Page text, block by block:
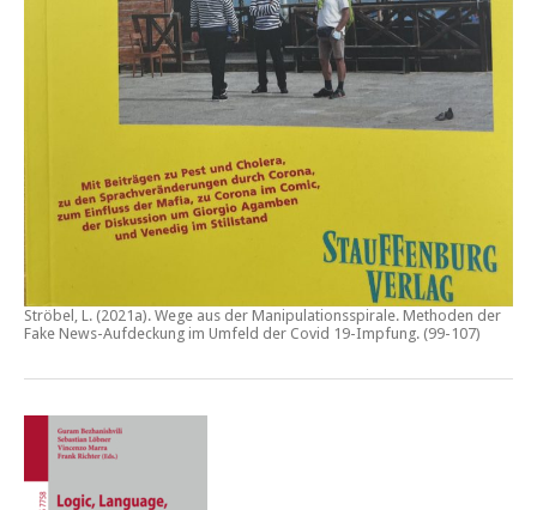
Ströbel, L. (2021a). Wege aus der Manipulationsspirale. Methoden der
Fake News-Aufdeckung im Umfeld der Covid 19-Impfung. (99-107)